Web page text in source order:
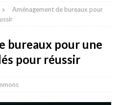
Aménagement de bureaux pour
bureaux pour une
pour réussir